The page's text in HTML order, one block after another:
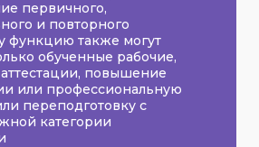
первичного,
и повторного
функцию также могут
обученные рабочие,
повышение
или профессиональную
переподготовку с
категории